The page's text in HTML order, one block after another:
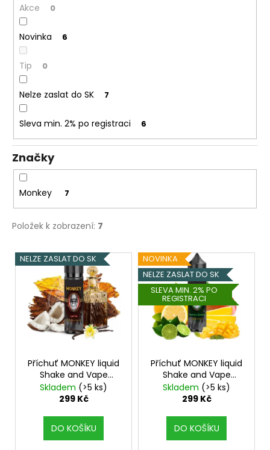
Akce 0
Novinka 6
Tip 0
Nelze zaslat do SK 7
Sleva min. 2% po registraci 6
Značky
Monkey 7
Položek k zobrazení: 7
V
ý
NELZE ZASLAT DO SK
Příchuť MONKEY liquid
Shake and Vape
Kapitán 10ml
Skladem (>5 ks)
299 Kč
DO KOŠÍKU
NOVINKA
NELZE ZASLAT DO SK
SLEVA MIN. 2% PO
REGISTRACI
Příchuť MONKEY liquid
Shake and Vape
Tropical Monkey 10ml
Skladem (>5 ks)
299 Kč
DO KOŠÍKU
u
u
m
MENTOL
10ML
11MG
169
Kč
Původně:
195
Kč